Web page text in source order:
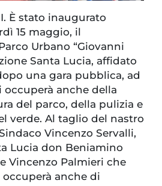
È stato inaugurato
15 maggio, il
Urbano “Giovanni
Santa Lucia, affidato
una gara pubblica, ad
occuperà anche della
del parco, della pulizia e
verde. Al taglio del nastro
Vincenzo Servalli,
Lucia don Beniamino
Vincenzo Palmieri che
anche di